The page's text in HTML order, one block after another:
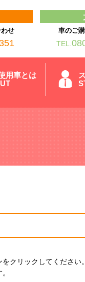
せ 車のご
TEL.
用車とは
クリックしてください